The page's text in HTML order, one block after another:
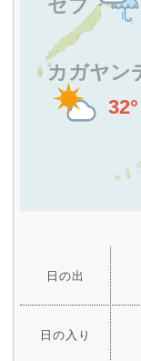
日の出
日の入り